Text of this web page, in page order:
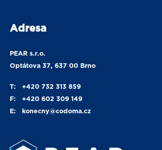
Adresa
PEAR s.r.o.
Optátova 37, 637 00 Brno
T:
+420 732 313 859
F:
+420 602 309 149
E:
konecny@codoma.cz